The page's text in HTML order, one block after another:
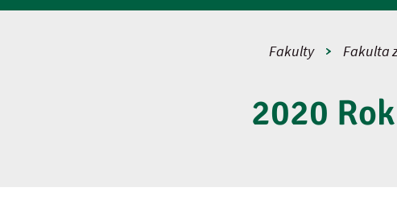
Fakulty Fakulta
2020